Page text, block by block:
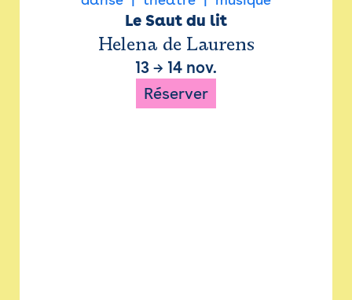
Le Saut du lit
Helena de Laurens
13 → 14 nov.
Réserver